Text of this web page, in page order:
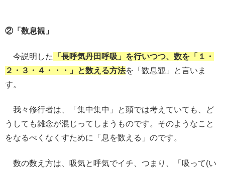
②「数息観」
今説明した
「長呼気丹田呼吸」を行いつつ、数を「１・
２・３・４・・・」と数える方法を「数息観」と言いま
す。
我々修行者は、「集中集中」と頭では考えていても、ど
うしても雑念が混じってしまうものです。そのようなこと
をなるべくなくすために「息を数える」のです。
数の数え方は、吸気と呼気でイチ、つまり、「吸って(い